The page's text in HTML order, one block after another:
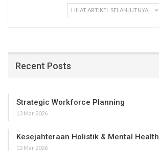
LIHAT ARTIKEL SELANJUTNYA ...
Recent Posts
Strategic Workforce Planning
13 Mar 2026
Kesejahteraan Holistik & Mental Health
12 Mar 2026